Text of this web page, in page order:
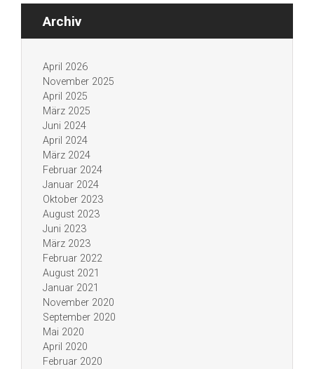
Archiv
April 2026
November 2025
April 2025
März 2025
Juni 2024
April 2024
März 2024
Februar 2024
Januar 2024
Oktober 2023
August 2023
Juni 2023
März 2023
Februar 2022
August 2021
Januar 2021
November 2020
September 2020
Mai 2020
April 2020
Februar 2020